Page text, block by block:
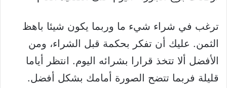
ترغب في شراء شيء ما وربما يكون شيئا باهظ
الثمن. عليك أن تفكر بحكمة قبل الشراء، ومن
الأفضل ألا تتخذ قرارا بشرائه اليوم. انتظر أياما
قليلة فربما تتضح الصورة أمامك بشكل أفضل.